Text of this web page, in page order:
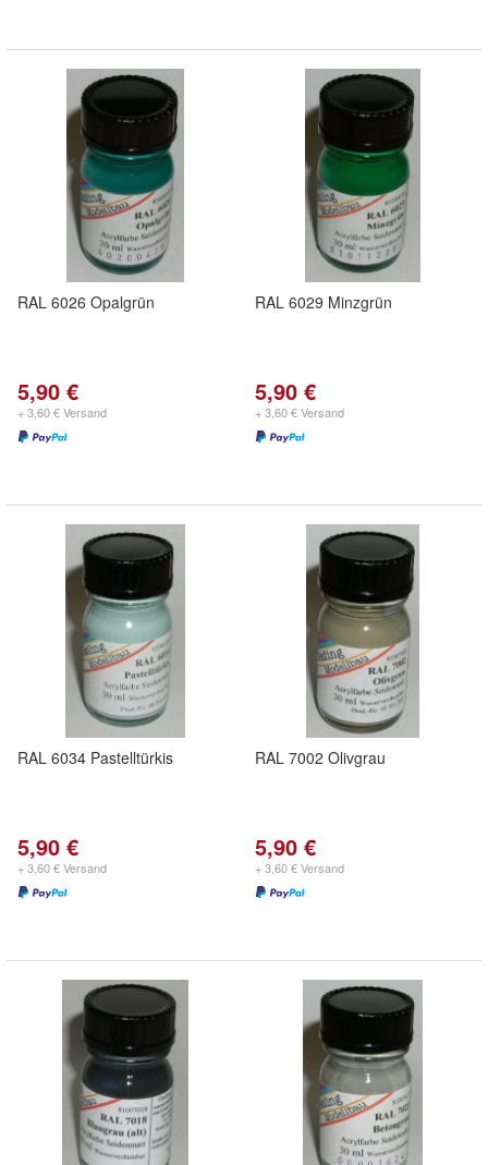
RAL 6026 Opalgrün
5,90 €
+ 3,60 € Versand
RAL 6029 Minzgrün
5,90 €
+ 3,60 € Versand
RAL 6034 Pastelltürkis
5,90 €
+ 3,60 € Versand
RAL 7002 Olivgrau
5,90 €
+ 3,60 € Versand